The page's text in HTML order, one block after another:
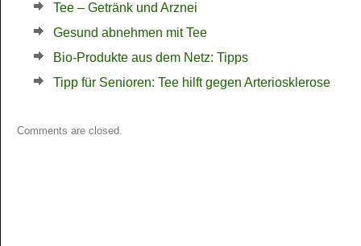
Tee – Getränk und Arznei
Gesund abnehmen mit Tee
Bio-Produkte aus dem Netz: Tipps
Tipp für Senioren: Tee hilft gegen Arteriosklerose
Comments are closed.